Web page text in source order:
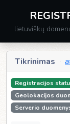
lietuviškų
Tikrinimas ·
Registracijos
Geolokacijos
Serverio